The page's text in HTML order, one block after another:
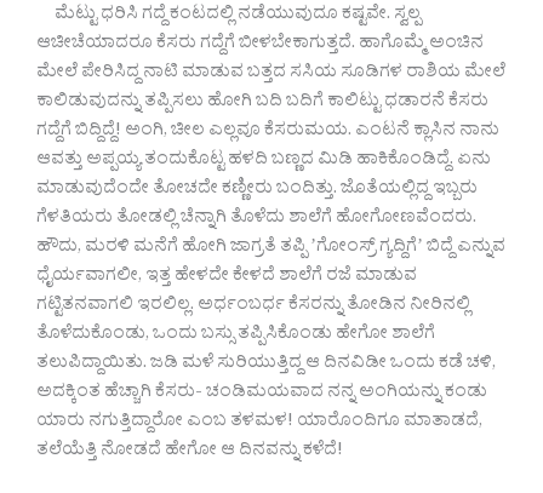
ಮೆಟ್ಟು ಧರಿಸಿ ಗದ್ದೆ ಕಂಟದಲ್ಲಿ ನಡೆಯುವುದೂ ಕಷ್ಟವೇ. ಸ್ವಲ್ಪ
ಆಚೀಚೆಯಾದರೂ ಕೆಸರು ಗದ್ದೆಗೆ ಬೀಳಬೇಕಾಗುತ್ತದೆ. ಹಾಗೊಮ್ಮೆ ಅಂಚಿನ
ಮೇಲೆ ಪೇರಿಸಿದ್ದ ನಾಟಿ ಮಾಡುವ ಬತ್ತದ ಸಸಿಯ ಸೂಡಿಗಳ ರಾಶಿಯ ಮೇಲೆ
ಕಾಲಿಡುವುದನ್ನು ತಪ್ಪಿಸಲು ಹೋಗಿ ಬದಿ ಬದಿಗೆ ಕಾಲಿಟ್ಟು ಧಡಾರನೆ ಕೆಸರು
ಗದ್ದೆಗೆ ಬಿದ್ದಿದ್ದೆ! ಅಂಗಿ, ಚೀಲ ಎಲ್ಲವೂ ಕೆಸರುಮಯ. ಎಂಟನೆ ಕ್ಲಾಸಿನ ನಾನು
ಆವತ್ತು ಅಪ್ಪಯ್ಯ ತಂದುಕೊಟ್ಟ ಹಳದಿ ಬಣ್ಣದ ಮಿಡಿ ಹಾಕಿಕೊಂಡಿದ್ದೆ. ಏನು
ಮಾಡುವುದೆಂದೇ ತೋಚದೇ ಕಣ್ಣೀರು ಬಂದಿತ್ತು. ಜೊತೆಯಲ್ಲಿದ್ದ ಇಬ್ಬರು
ಗೆಳತಿಯರು ತೋಡಲ್ಲಿ ಚೆನ್ನಾಗಿ ತೊಳೆದು ಶಾಲೆಗೆ ಹೋಗೋಣವೆಂದರು.
ಹೌದು, ಮರಳಿ ಮನೆಗೆ ಹೋಗಿ ಜಾಗ್ರತೆ ತಪ್ಪಿ ʼಗೋಂಸ್ರ್ ಗ್ಯದ್ದಿಗೆʼ ಬಿದ್ದೆ ಎನ್ನುವ
ಧೈರ್ಯವಾಗಲೀ, ಇತ್ತ ಹೇಳದೇ ಕೇಳದೆ ಶಾಲೆಗೆ ರಜೆ ಮಾಡುವ
ಗಟ್ಟಿತನವಾಗಲಿ ಇರಲಿಲ್ಲ. ಅರ್ಧಂಬರ್ಧ ಕೆಸರನ್ನು ತೋಡಿನ ನೀರಿನಲ್ಲಿ
ತೊಳೆದುಕೊಂಡು, ಒಂದು ಬಸ್ಸು ತಪ್ಪಿಸಿಕೊಂಡು ಹೇಗೋ ಶಾಲೆಗೆ
ತಲುಪಿದ್ದಾಯಿತು. ಜಡಿ ಮಳೆ ಸುರಿಯುತ್ತಿದ್ದ ಆ ದಿನವಿಡೀ ಒಂದು ಕಡೆ ಚಳಿ,
ಅದಕ್ಕಿಂತ ಹೆಚ್ಚಾಗಿ ಕೆಸರು- ಚಂಡಿಮಯವಾದ ನನ್ನ ಅಂಗಿಯನ್ನು ಕಂಡು
ಯಾರು ನಗುತ್ತಿದ್ದಾರೋ ಎಂಬ ತಳಮಳ! ಯಾರೊಂದಿಗೂ ಮಾತಾಡದೆ,
ತಲೆಯೆತ್ತಿ ನೋಡದೆ ಹೇಗೋ ಆ ದಿನವನ್ನು ಕಳೆದೆ!